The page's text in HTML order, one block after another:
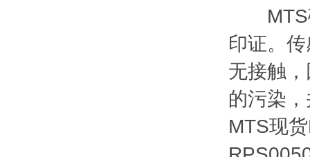
MTS磁
印证。
无接触
的污染
MTS现